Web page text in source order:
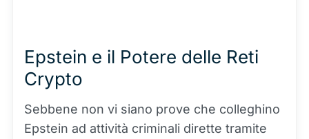
Epstein e il Potere delle Reti
Crypto
Sebbene non vi siano prove che colleghino
Epstein ad attività criminali dirette tramite